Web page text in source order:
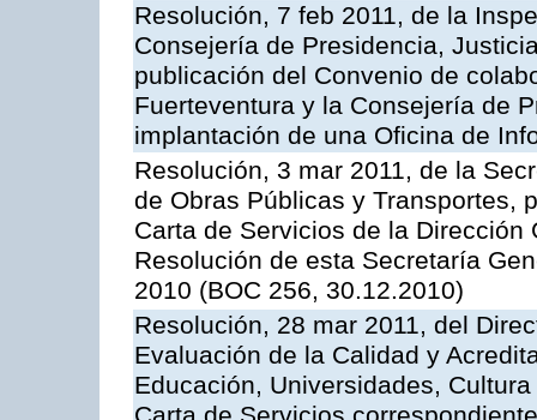
Resolución, 7 feb 2011, de la
Consejería de Presidencia,
publicación del Convenio de
Fuerteventura y la Consejería de
implantación de una Oficina de
Resolución, 3 mar 2011, de la
de Obras Públicas y Transportes,
Carta de Servicios de la
Resolución de esta Secretaría
2010 (BOC 256, 30.12.2010)
Resolución, 28 mar 2011, del
Evaluación de la Calidad y
Educación, Universidades,